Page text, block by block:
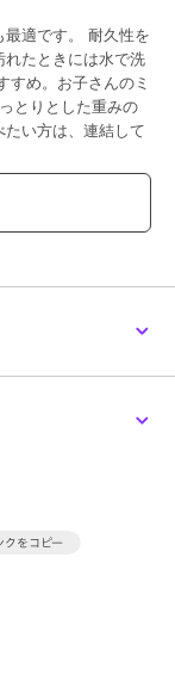
適です。 耐久性を
たときには水で洗
すめ。お子さんのミ
とりとした重みの
い方は、連結して